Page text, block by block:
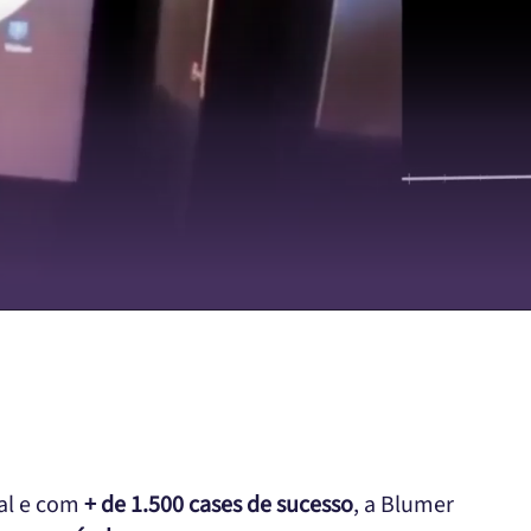
e com + de 1.500 cases de sucesso, a Blumer